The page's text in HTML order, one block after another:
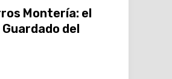
Montería: el
del